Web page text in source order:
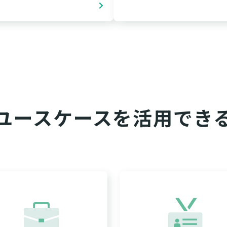
ースケースを活用でき